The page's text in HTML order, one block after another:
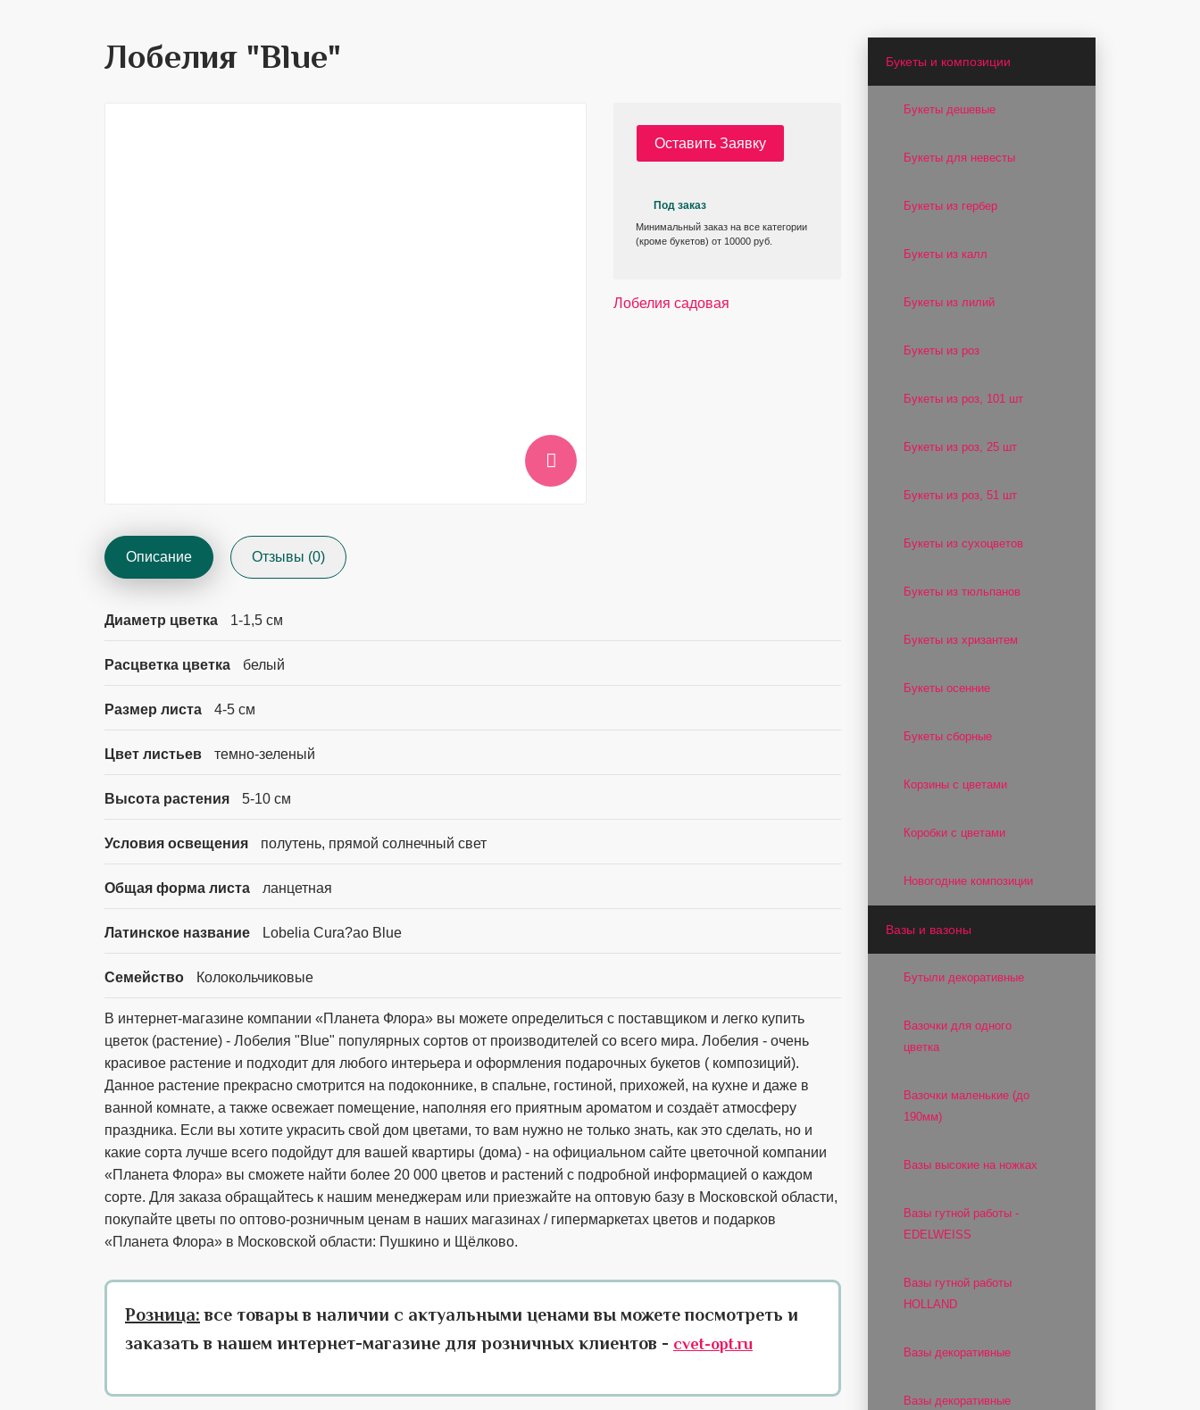
Лобелия "Blue"
Оставить Заявку
Под заказ
Минимальный заказ на все категории
(кроме букетов) от 10000 руб.
Лобелия садовая
Описание Отзывы (0)
Диаметр цветка 1-1,5 см
Расцветка цветка белый
Размер листа 4-5 см
Цвет листьев темно-зеленый
Высота растения 5-10 см
Условия освещения полутень, прямой солнечный свет
Общая форма листа ланцетная
Латинское название Lobelia Cura?ao Blue
Семейство Колокольчиковые
В интернет-магазине компании «Планета Флора» вы можете определиться с поставщиком и легко купить
цветок (растение) - Лобелия "Blue" популярных сортов от производителей со всего мира. Лобелия - очень
красивое растение и подходит для любого интерьера и оформления подарочных букетов ( композиций).
Данное растение прекрасно смотрится на подоконнике, в спальне, гостиной, прихожей, на кухне и даже в
ванной комнате, а также освежает помещение, наполняя его приятным ароматом и создаёт атмосферу
праздника. Если вы хотите украсить свой дом цветами, то вам нужно не только знать, как это сделать, но и
какие сорта лучше всего подойдут для вашей квартиры (дома) - на официальном сайте цветочной компании
«Планета Флора» вы сможете найти более 20 000 цветов и растений с подробной информацией о каждом
сорте. Для заказа обращайтесь к нашим менеджерам или приезжайте на оптовую базу в Московской области,
покупайте цветы по оптово-розничным ценам в наших магазинах / гипермаркетах цветов и подарков
«Планета Флора» в Московской области: Пушкино и Щёлково.
Розница: все товары в наличии с актуальными ценами вы можете посмотреть и
заказать в нашем интернет-магазине для розничных клиентов - cvet-opt.ru
Букеты и композиции
Букеты дешевые
Букеты для невесты
Букеты из гербер
Букеты из калл
Букеты из лилий
Букеты из роз
Букеты из роз, 101 шт
Букеты из роз, 25 шт
Букеты из роз, 51 шт
Букеты из сухоцветов
Букеты из тюльпанов
Букеты из хризантем
Букеты осенние
Букеты сборные
Корзины с цветами
Коробки с цветами
Новогодние композиции
Вазы и вазоны
Бутыли декоративные
Вазочки для одного
цветка
Вазочки маленькие (до
190мм)
Вазы высокие на ножках
Вазы гутной работы -
EDELWEISS
Вазы гутной работы
HOLLAND
Вазы декоративные
Вазы декоративные